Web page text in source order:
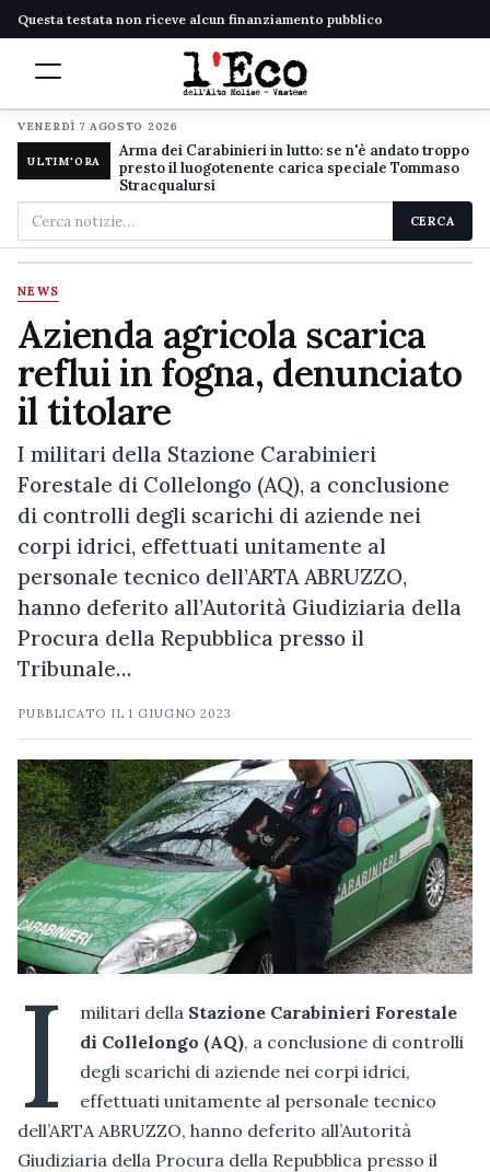
Questa testata non riceve alcun finanziamento pubblico
VENERDÌ 7 AGOSTO 2026
ULTIM'ORA
Arma dei Carabinieri in lutto: se n'è andato troppo
presto il luogotenente carica speciale Tommaso
Stracqualursi
Cerca
nel
sito
CERCA
NEWS
Azienda agricola scarica
reflui in fogna, denunciato
il titolare
I militari della Stazione Carabinieri
Forestale di Collelongo (AQ), a conclusione
di controlli degli scarichi di aziende nei
corpi idrici, effettuati unitamente al
personale tecnico dell’ARTA ABRUZZO,
hanno deferito all’Autorità Giudiziaria della
Procura della Repubblica presso il
Tribunale…
PUBBLICATO IL1 GIUGNO 2023
I militari della Stazione Carabinieri Forestale
di Collelongo (AQ), a conclusione di controlli
degli scarichi di aziende nei corpi idrici,
effettuati unitamente al personale tecnico
dell’ARTA ABRUZZO, hanno deferito all’Autorità
Giudiziaria della Procura della Repubblica presso il